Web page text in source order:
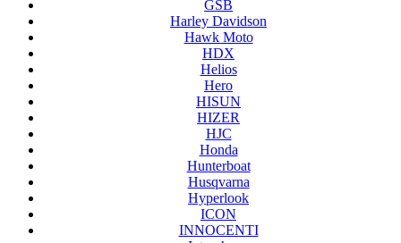
GSB
Harley Davidson
Hawk Moto
HDX
Helios
Hero
HISUN
HIZER
HJC
Honda
Hunterboat
Husqvarna
Hyperlook
ICON
INNOCENTI